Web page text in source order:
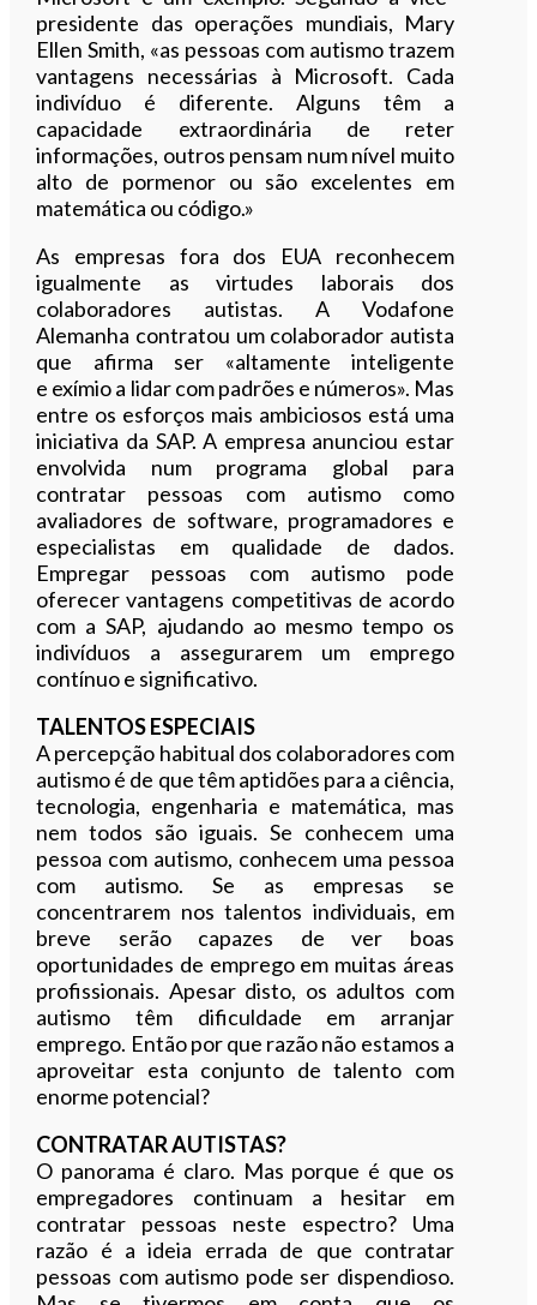
presidente das operações mundiais, Mary
Ellen Smith, «as pessoas com autismo trazem
vantagens necessárias à Microsoft. Cada
indivíduo é diferente. Alguns têm a
capacidade extraordinária de reter
informações, outros pensam num nível muito
alto de pormenor ou são excelentes em
matemática ou código.»
As empresas fora dos EUA reconhecem
igualmente as virtudes laborais dos
colaboradores autistas. A Vodafone
Alemanha contratou um colaborador autista
que afirma ser «altamente inteligente
e exímio a lidar com padrões e números». Mas
entre os esforços mais ambiciosos está uma
iniciativa da SAP. A empresa anunciou estar
envolvida num programa global para
contratar pessoas com autismo como
avaliadores de software, programadores e
especialistas em qualidade de dados.
Empregar pessoas com autismo pode
oferecer vantagens competitivas de acordo
com a SAP, ajudando ao mesmo tempo os
indivíduos a assegurarem um emprego
contínuo e significativo.
TALENTOS ESPECIAIS
A percepção habitual dos colaboradores com
autismo é de que têm aptidões para a ciência,
tecnologia, engenharia e matemática, mas
nem todos são iguais. Se conhecem uma
pessoa com autismo, conhecem uma pessoa
com autismo. Se as empresas se
concentrarem nos talentos individuais, em
breve serão capazes de ver boas
oportunidades de emprego em muitas áreas
profissionais. Apesar disto, os adultos com
autismo têm dificuldade em arranjar
emprego. Então por que razão não estamos a
aproveitar esta conjunto de talento com
enorme potencial?
CONTRATAR AUTISTAS?
O panorama é claro. Mas porque é que os
empregadores continuam a hesitar em
contratar pessoas neste espectro? Uma
razão é a ideia errada de que contratar
pessoas com autismo pode ser dispendioso.